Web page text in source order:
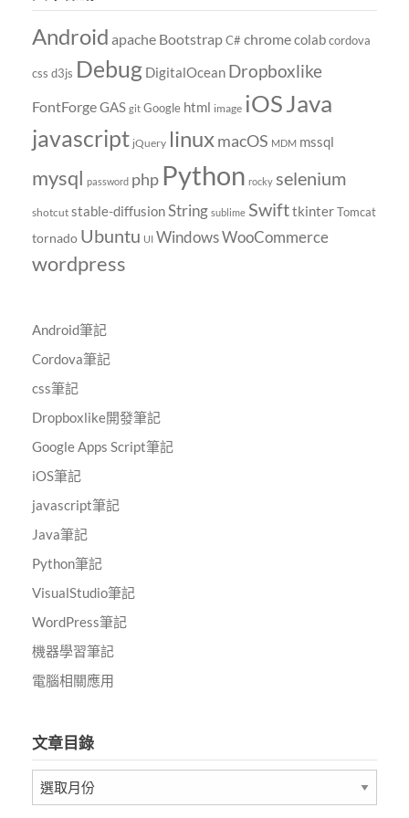
Android apache BootstrapC# chromecolabcordova
css d3js Debug DigitalOcean Dropboxlike
FontForgeGAS git Google html image iOSJava
javascript jQuery linuxmacOS MDM mssql
mysql password php Python rocky selenium
shotcut stable-diffusionString sublime SwifttkinterTomcat
tornado Ubuntu UI WindowsWooCommerce
wordpress
Android筆記
Cordova筆記
css筆記
Dropboxlike開發筆記
Google Apps Script筆記
iOS筆記
javascript筆記
Java筆記
Python筆記
VisualStudio筆記
WordPress筆記
機器學習筆記
電腦相關應用
文章目錄
文
章